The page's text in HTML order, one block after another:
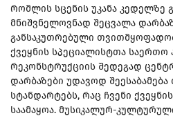
რომლის სცენის უკანა კედელზე
მნიშვნელოვნად შეცვალა
განსაკუთრებული
ქვეყნის სპეციალისტთა საერთო
რეკონსტრუქციის შედეგად
დარბაზები უდავოდ
სტანდარტებს, რაც ჩვენი
საამაყოა. მუსიკალურ-